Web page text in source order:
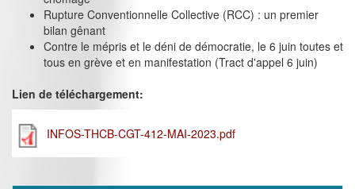
Rupture Conventionnelle Collective (RCC) : un premier
bilan gênant
Contre le mépris et le déni de démocratie, le 6 juin toutes et
tous en grève et en manifestation (Tract d'appel 6 juin)
Lien de téléchargement:
INFOS-THCB-CGT-412-MAI-2023.pdf